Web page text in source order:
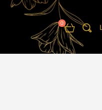
0